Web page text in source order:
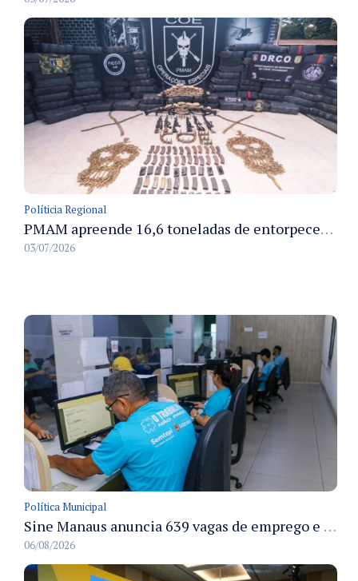
Políticia Regional
PMAM apreende 16,6 toneladas de entorpecentes e registra aumento nas prisões em flagrante e nas capturas de foragidos no primeiro semestre de 2026
03/07/2026
Política Municipal
Sine Manaus anuncia 639 vagas de emprego e atendimento presencial nesta sexta 7/8
06/08/2026